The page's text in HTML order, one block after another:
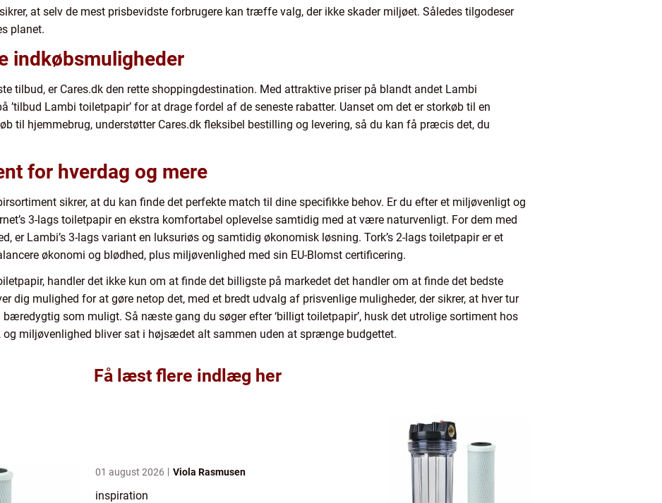
at selv de mest prisbevidste forbrugere kan træffe valg, der ikke skader miljøet. Således tilgodeser
planet.
indkøbsmuligheder
tilbud, er Cares.dk den rette shoppingdestination. Med attraktive priser på blandt andet Lambi
’tilbud Lambi toiletpapir’ for at drage fordel af de seneste rabatter. Uanset om det er storkøb til en
til hjemmebrug, understøtter Cares.dk fleksibel bestilling og levering, så du kan få præcis det, du
for hverdag og mere
sikrer, at du kan finde det perfekte match til dine specifikke behov. Er du efter et miljøvenligt og
3-lags toiletpapir en ekstra komfortabel oplevelse samtidig med at være naturvenligt. For dem med
er Lambi’s 3-lags variant en luksuriøs og samtidig økonomisk løsning. Tork’s 2-lags toiletpapir er et
økonomi og blødhed, plus miljøvenlighed med sin EU-Blomst certificering.
handler det ikke kun om at finde det billigste på markedet det handler om at finde det bedste
dig mulighed for at gøre netop det, med et bredt udvalg af prisvenlige muligheder, der sikrer, at hver tur
som muligt. Så næste gang du søger efter ‘billigt toiletpapir’, husk det utrolige sortiment hos
og miljøvenlighed bliver sat i højsædet alt sammen uden at sprænge budgettet.
Få læst flere indlæg her
01 august 2026 Viola Rasmusen
inspiration